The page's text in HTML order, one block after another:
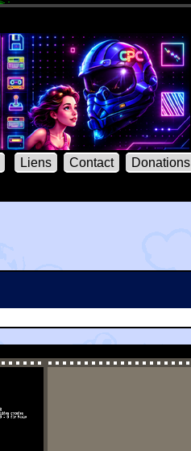
Liens Contact Donations